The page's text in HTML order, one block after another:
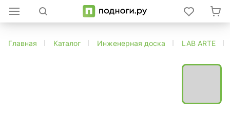
Главная Каталог Инженерная доска LAB ARTE